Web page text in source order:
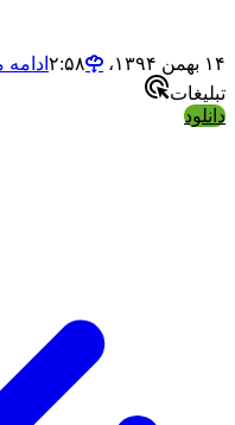
ادامه مطلب